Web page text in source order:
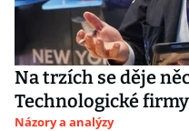
Na trzích se děje
Technologické
Názory a analýzy